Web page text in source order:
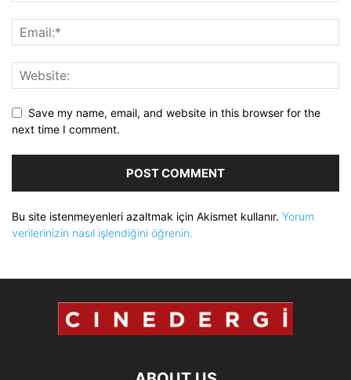
Save my name, email, and website in this browser for the
next time I comment.
Bu site istenmeyenleri azaltmak için Akismet kullanır. Yorum
verilerinizin nasıl işlendiğini öğrenin.